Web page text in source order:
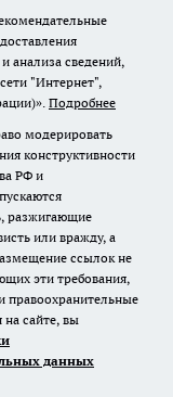
анализа сведений,
"Интернет",
Подробнее
модерировать
конструктивности
РФ и
разжигающие
или вражду, а
ссылок не
эти требования,
правоохранительные
сайте, вы
данных